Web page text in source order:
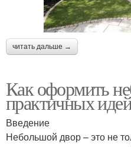
читать дальше →
Как оформить
практичных идей
Введение
Небольшой двор – это не